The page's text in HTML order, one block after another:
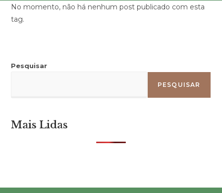
No momento, não há nenhum post publicado com esta
tag.
Pesquisar
PESQUISAR
Mais Lidas